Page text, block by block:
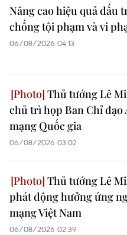
Nâng cao hiệu quả đấu
chống tội phạm và vi
06/08/2026 04:13
Thủ tướng Lê
chủ trì họp Ban Chỉ đạo
mạng Quốc gia
06/08/2026 03:02
Thủ tướng Lê
phát động hưởng ứng
mạng Việt Nam
06/08/2026 02:39